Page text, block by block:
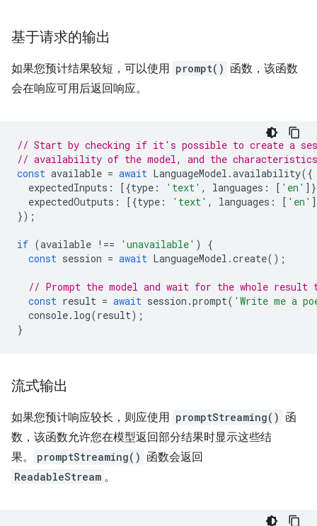
基于请求的输出
如果您预计结果较短，可以使用 prompt() 函数，该函数
会在响应可用后返回响应。
// Start by checking if it's possible to create a
// availability of the model, and the
const available = await LanguageModel .availability({
expectedInputs : [{type : 'text' , languages : [ 'en'
expectedOutputs : [{type : 'text' , languages : [ 'en'
});
if (available !== 'unavailable' )
{
const session = await LanguageModel .create();
// Prompt the model and wait for the whole result
const result = await session .prompt( 'Write me a
console. log(result);
}
流式输出
如果您预计响应较长，则应使用 promptStreaming() 函
数，该函数允许您在模型返回部分结果时显示这些结
果。
promptStreaming() 函数会返回
ReadableStream 。